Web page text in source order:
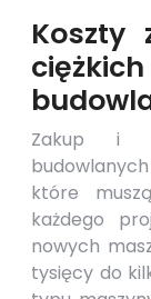
Koszty
Zakup i
które
każdego
nowych
tysięcy do